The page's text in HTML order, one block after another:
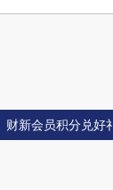
财新会员积分兑好